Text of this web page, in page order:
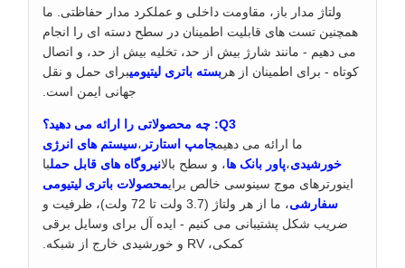
ولتاژ مدار باز، مقاومت داخلی و عملکرد مدار حفاظتی. ما
همچنین تست های قابلیت اطمینان در سطح دسته ای را انجام
می دهیم - مانند شارژ بیش از حد، تخلیه بیش از حد، و اتصال
کوتاه - برای اطمینان از هر بسته باتری لیتیومیبرای حمل و نقل
جهانی ایمن است.
Q3: چه محصولاتی را ارائه می دهید؟
ما ارائه می دهیمجامپ استارتر ،سیستم های انرژی
خورشیدی،پاور بانک ها، و سطح بالانیروگاه های قابل حملبا
اینورترهای موج سینوسی خالص برایمحصولات باتری لیتیومی
سفارشی
، ما از هر ولتاژ (3.7 ولت تا 72 ولت)، ظرفیت و
ضریب شکل پشتیبانی می کنیم - ایده آل برای وسایل برقی
کمکی، RV و خورشیدی خارج از شبکه.